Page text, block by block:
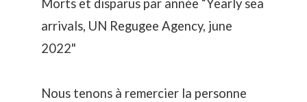
Morts et disparus par année “Yearly sea
arrivals, UN Regugee Agency, june
2022"
Nous tenons à remercier la personne